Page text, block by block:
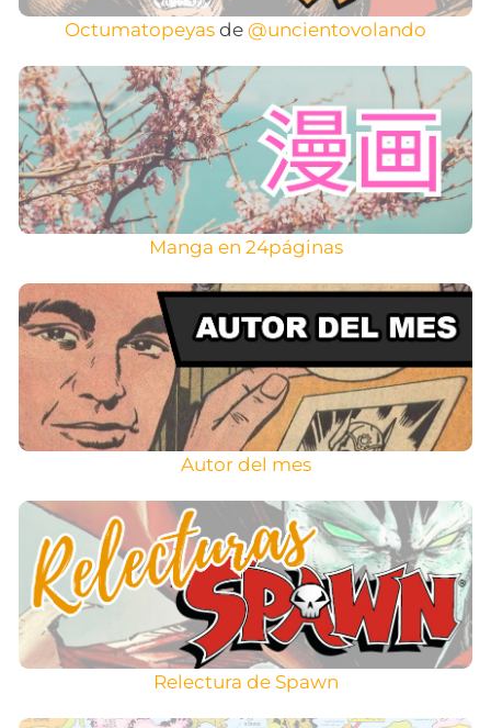
Octumatopeyas de @uncientovolando
Manga en 24páginas
Autor del mes
Relectura de Spawn